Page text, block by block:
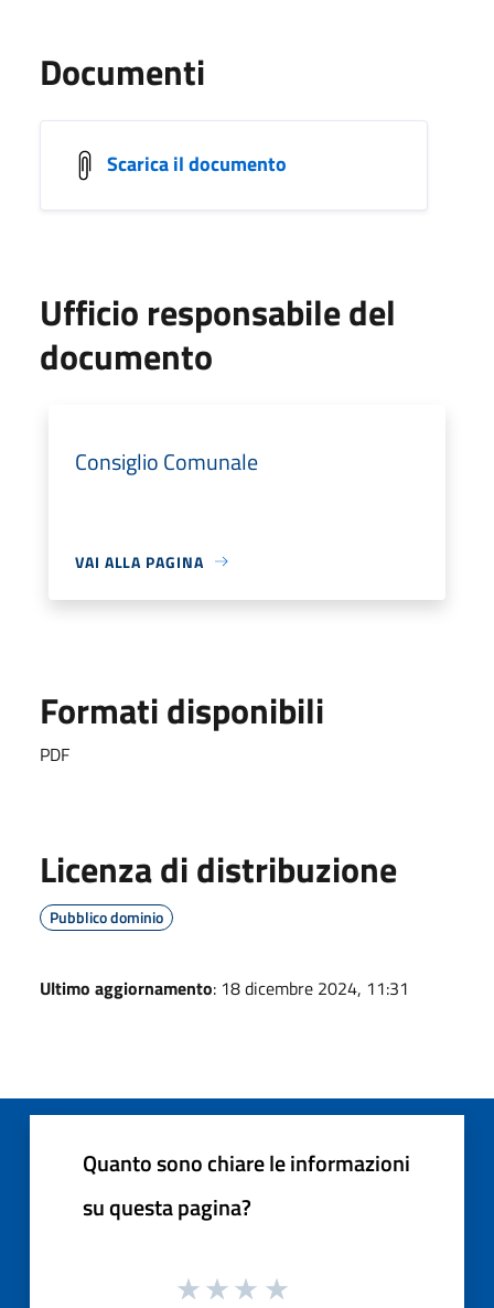
Documenti
Scarica il documento
Ufficio responsabile del
documento
Consiglio Comunale
VAI ALLA PAGINA
Formati disponibili
PDF
Licenza di distribuzione
Pubblico dominio
Ultimo aggiornamento: 18 dicembre 2024, 11:31
Quanto sono chiare le informazioni
su questa pagina?